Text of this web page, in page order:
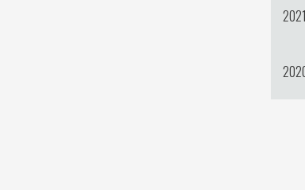
2021